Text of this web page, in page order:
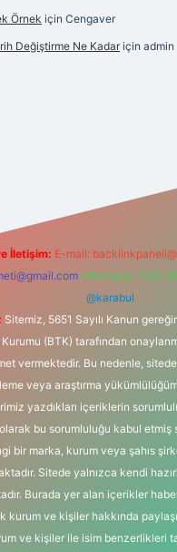
Örnek için Cengaver
Değiştirme Ne Kadar için admin
İletişim: E-mail:
Whatsapp: 0262
@karabul
Sitemiz, 5651 Sayılı Kanun
(BTK) tarafından
vermektedir. Bu nedenle,
veya araştırma
yazdıkları içeriklerin
bu sorumluluğu kabul etmiş
bir marka, kurum veya şahıs
Sitede yalnızca kendi
Burada yer alan içerikler
kurum ve kişiler hakkında
ve kişiler ile isim benzerlikleri